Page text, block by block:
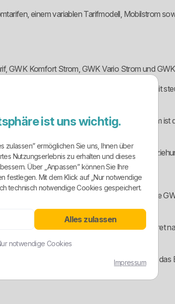
einem variablen Tarifmodell, Mobilstrom
GWK Komfort Strom, GWK Vario Strom und
Relax. Damit werden auch Kunden mit
Vor-Ort-Service wünschen. GWK Vario Strom
und dafür eine separate Messeinrichtung
angeboten. Dazu gehören insbesondere
prüfen, wie der Ökostrom konkret
zusammenpassen.
einlullen lassen. Entscheidend ist nicht das
ist uns wichtig.
zulassen” ermöglichen Sie uns, Ihnen über
Nutzungserlebnis zu erhalten und dieses
Über „Anpassen” können Sie Ihre
festlegen. Mit dem Klick auf „Nur notwendige
technisch notwendige Cookies gespeichert.
Alles zulassen
notwendige Cookies
Impressum